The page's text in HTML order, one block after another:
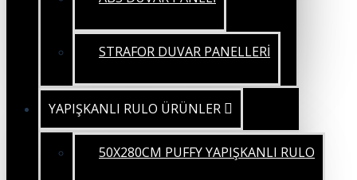
STRAFOR DUVAR PANELLERİ
YAPIŞKANLI RULO ÜRÜNLER
50X280CM PUFFY YAPIŞKANLI RULO